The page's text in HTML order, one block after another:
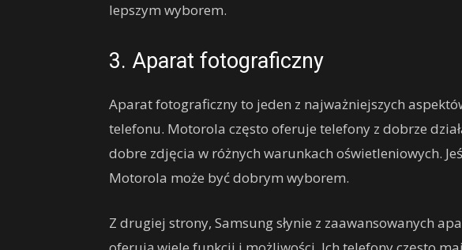
lepszym wyborem.
3. Aparat fotograficzny
Aparat fotograficzny to jeden z najważniejszych
telefonu. Motorola często oferuje telefony z dobrze
dobre zdjęcia w różnych warunkach oświetleniowych.
Motorola może być dobrym wyborem.
Z drugiej strony, Samsung słynie z zaawansowanych